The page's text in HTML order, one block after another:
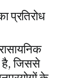
प्रतिरोध
है, जिससे